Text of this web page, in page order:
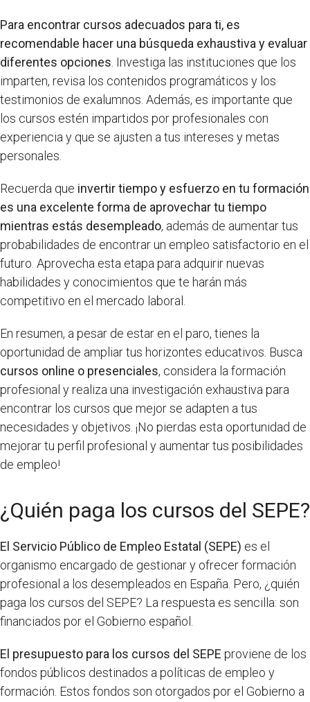
Para encontrar cursos adecuados para ti, es
recomendable hacer una búsqueda exhaustiva y evaluar
diferentes opciones . Investiga las instituciones que los
imparten, revisa los contenidos programáticos y los
testimonios de exalumnos. Además, es importante que
los cursos estén impartidos por profesionales con
experiencia y que se ajusten a tus intereses y metas
personales.
Recuerda que invertir tiempo y esfuerzo en tu formación
es una excelente forma de aprovechar tu tiempo
mientras estás desempleado, además de aumentar tus
probabilidades de encontrar un empleo satisfactorio en el
futuro. Aprovecha esta etapa para adquirir nuevas
habilidades y conocimientos que te harán más
competitivo en el mercado laboral.
En resumen, a pesar de estar en el paro, tienes la
oportunidad de ampliar tus horizontes educativos. Busca
cursos online o presenciales, considera la formación
profesional y realiza una investigación exhaustiva para
encontrar los cursos que mejor se adapten a tus
necesidades y objetivos. ¡No pierdas esta oportunidad de
mejorar tu perfil profesional y aumentar tus posibilidades
de empleo!
¿Quién paga los cursos del SEPE?
El Servicio Público de Empleo Estatal (SEPE) es el
organismo encargado de gestionar y ofrecer formación
profesional a los desempleados en España. Pero, ¿quién
paga los cursos del SEPE? La respuesta es sencilla: son
financiados por el Gobierno español.
El presupuesto para los cursos del SEPE proviene de los
fondos públicos destinados a políticas de empleo y
formación. Estos fondos son otorgados por el Gobierno a